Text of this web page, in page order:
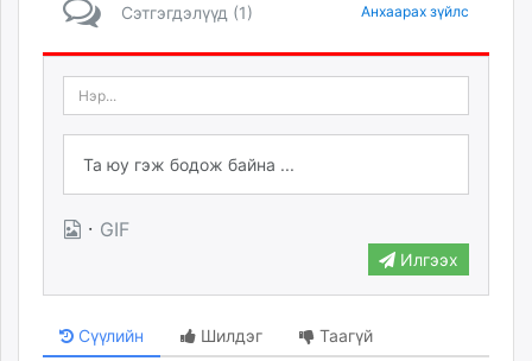
Сэтгэгдэлүүд (1) Анхаарах зүйлс
· GIF
Илгээх
Сүүлийн Шилдэг Таагүй